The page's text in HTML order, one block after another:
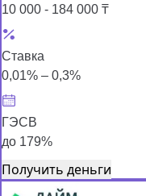
10 000 - 184 000 ₸
Ставка
0,01% – 0,3%
ГЭСВ
до 179%
Получить деньги